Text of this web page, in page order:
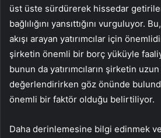
üst üste sürdürerek hissedar
bağlılığını yansıttığını vurguluyor.
akışı arayan yatırımcılar için
şirketin önemli bir borç yüküyle
bunun da yatırımcıların şirketin uzun
değerlendirirken göz önünde
önemli bir faktör olduğu belirtiliyor.
Daha derinlemesine bilgi edinmek